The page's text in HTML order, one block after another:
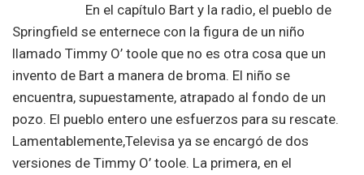
En el capítulo Bart y la radio, el pueblo de
Springfield se enternece con la figura de un niño
llamado Timmy O’ toole que no es otra cosa que un
invento de Bart a manera de broma. El niño se
encuentra, supuestamente, atrapado al fondo de un
pozo. El pueblo entero une esfuerzos para su rescate.
Lamentablemente,Televisa ya se encargó de dos
versiones de Timmy O’ toole. La primera, en el